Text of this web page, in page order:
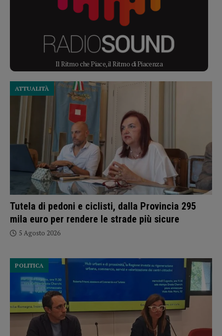
Il Ritmo che Piace, il Ritmo di Piacenza
Tutela di pedoni e ciclisti, dalla Provincia 295
mila euro per rendere le strade più sicure
ATTUALITÀ
5 Agosto 2026
POLITICA